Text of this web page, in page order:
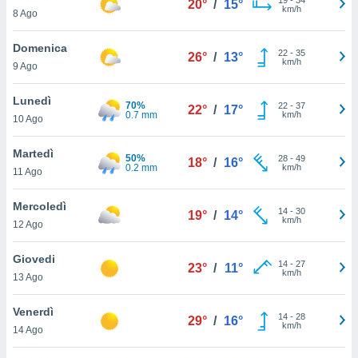
di
nostri
il
un
di esso.
8 Ago
20° / 15°
km/h
Domenica
9 Ago
26° / 13° 22- 35
km/h
Lunedì
10 Ago
70%
0.7 mm
22° / 17° 22- 37
km/h
Martedì
11 Ago
50%
0.2 mm
18° / 16° 28- 49
km/h
Mercoledì
12 Ago
19° / 14° 14- 30
km/h
Giovedi
13 Ago
23° / 11° 14- 27
km/h
Venerdì
14 Ago
29° / 16° 14- 28
km/h